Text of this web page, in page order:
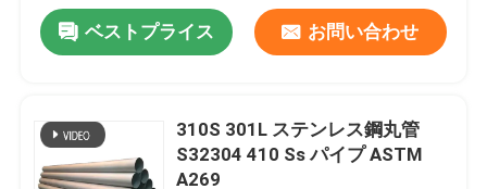
ベストプライス お問い合わせ
310S 301L ステンレス鋼丸管
S32304 410 Ss パイプ ASTM
A269